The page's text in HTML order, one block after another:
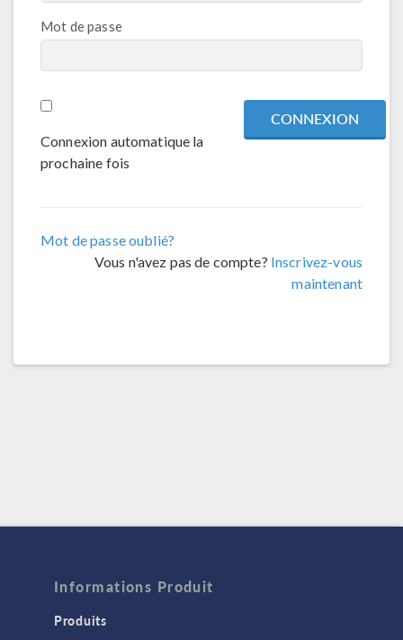
Mot de passe
Connexion automatique la
prochaine fois
Mot de passe oublié?
Vous n'avez pas de compte? Inscrivez-vous
maintenant
Informations Produit
Produits